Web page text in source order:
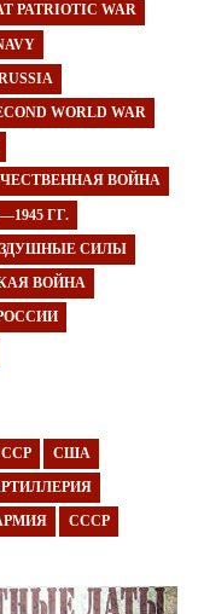
PATRIOTIC WAR
WORLD WAR
ВОЙНА
ГГ.
СИЛЫ
ВОЙНА
США
СССР